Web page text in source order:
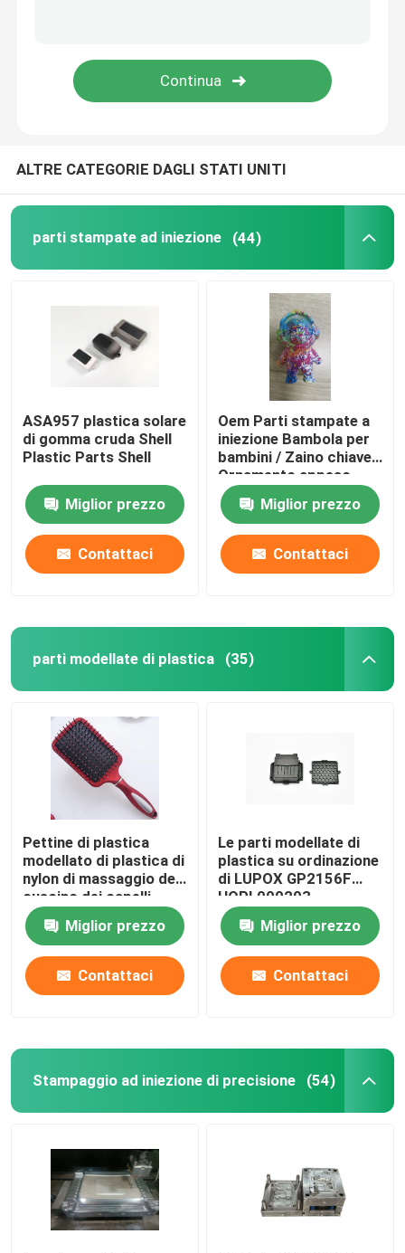
Pezzi di ricambio elettronici
ALTRE CATEGORIE DAGLI STATI UNITI
parti stampate ad iniezione (44)
ASA957 plastica solare
di gomma cruda Shell
Plastic Parts Shell
Miglior prezzo
Contattaci
Oem Parti stampate a
iniezione Bambola per
bambini / Zaino chiave
Ornamento appeso
Miglior prezzo
Contattaci
parti modellate di plastica (35)
Pettine di plastica
modellato di plastica di
nylon di massaggio del
cuscino dei capelli
delle parti dei pp
Miglior prezzo
Contattaci
Le parti modellate di
plastica su ordinazione
di LUPOX GP2156F
HQPL000203
lubrificano l'iniezione
Miglior prezzo
Contattaci
Stampaggio ad iniezione di precisione (54)